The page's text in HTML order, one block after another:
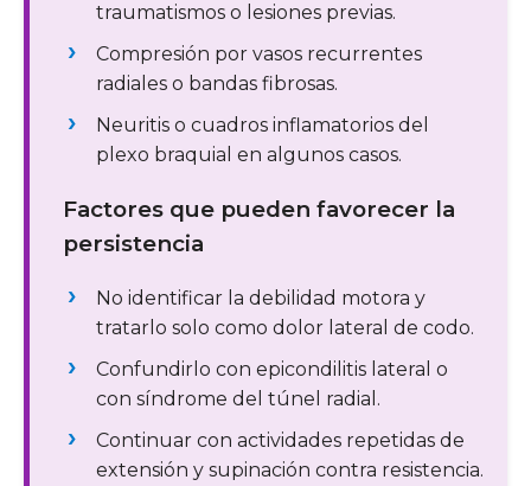
traumatismos o lesiones previas.
Compresión por vasos recurrentes
radiales o bandas fibrosas.
Neuritis o cuadros inflamatorios del
plexo braquial en algunos casos.
Factores que pueden favorecer la
persistencia
No identificar la debilidad motora y
tratarlo solo como dolor lateral de codo.
Confundirlo con epicondilitis lateral o
con síndrome del túnel radial.
Continuar con actividades repetidas de
extensión y supinación contra resistencia.